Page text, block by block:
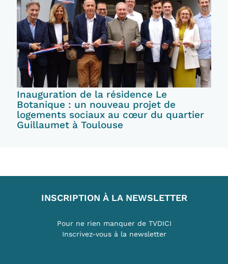
Inauguration de la résidence Le
Botanique : un nouveau projet de
logements sociaux au cœur du quartier
Guillaumet à Toulouse
INSCRIPTION À LA NEWSLETTER
Pour ne rien manquer de TVDICI
Inscrivez-vous à la newsletter